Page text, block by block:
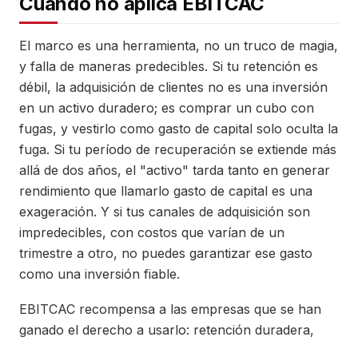
El marco es una herramienta, no un truco de magia,
y falla de maneras predecibles. Si tu retención es
débil, la adquisición de clientes no es una inversión
en un activo duradero; es comprar un cubo con
fugas, y vestirlo como gasto de capital solo oculta la
fuga. Si tu período de recuperación se extiende más
allá de dos años, el "activo" tarda tanto en generar
rendimiento que llamarlo gasto de capital es una
exageración. Y si tus canales de adquisición son
impredecibles, con costos que varían de un
trimestre a otro, no puedes garantizar ese gasto
como una inversión fiable.
EBITCAC recompensa a las empresas que se han
ganado el derecho a usarlo: retención duradera,